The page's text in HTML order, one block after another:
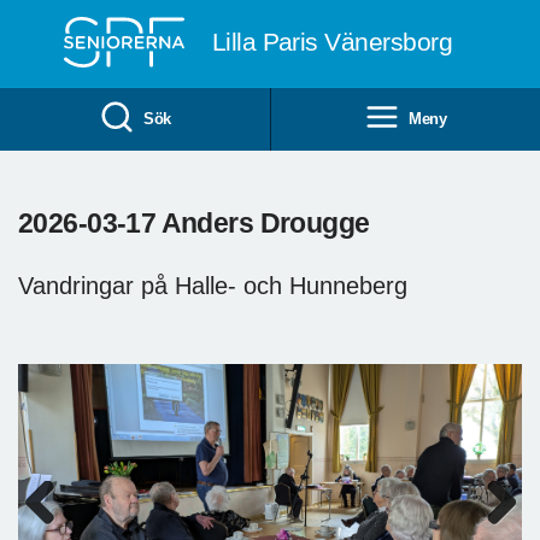
Lilla Paris Vänersborg
Sök Meny
2026-03-17 Anders Drougge
Vandringar på Halle- och Hunneberg
Previous Next